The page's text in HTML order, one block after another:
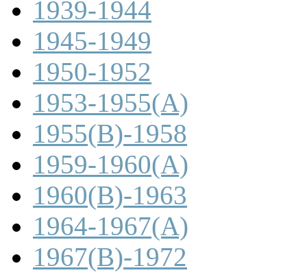
1939-1944
1945-1949
1950-1952
1953-1955(A)
1955(B)-1958
1959-1960(A)
1960(B)-1963
1964-1967(A)
1967(B)-1972